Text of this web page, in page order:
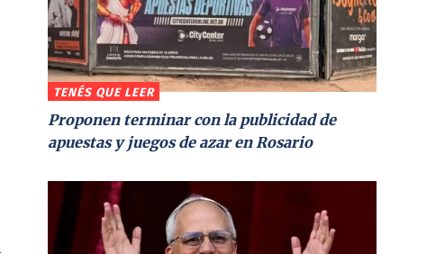
TENÉS QUE LEER
Proponen terminar con la publicidad de
apuestas y juegos de azar en Rosario